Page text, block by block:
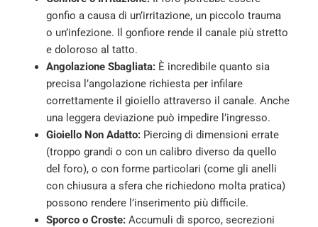
gonfio a causa di un’irritazione, un piccolo trauma
o un’infezione. Il gonfiore rende il canale più stretto
e doloroso al tatto.
Angolazione Sbagliata: È incredibile quanto sia
precisa l’angolazione richiesta per infilare
correttamente il gioiello attraverso il canale. Anche
una leggera deviazione può impedire l’ingresso.
Gioiello Non Adatto: Piercing di dimensioni errate
(troppo grandi o con un calibro diverso da quello
del foro), o con forme particolari (come gli anelli
con chiusura a sfera che richiedono molta pratica)
possono rendere l’inserimento più difficile.
Sporco o Croste: Accumuli di sporco, secrezioni